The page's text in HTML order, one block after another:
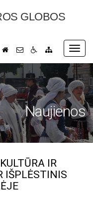
GLOBOS
Naujienos
IR
IŠPLĖSTINIS